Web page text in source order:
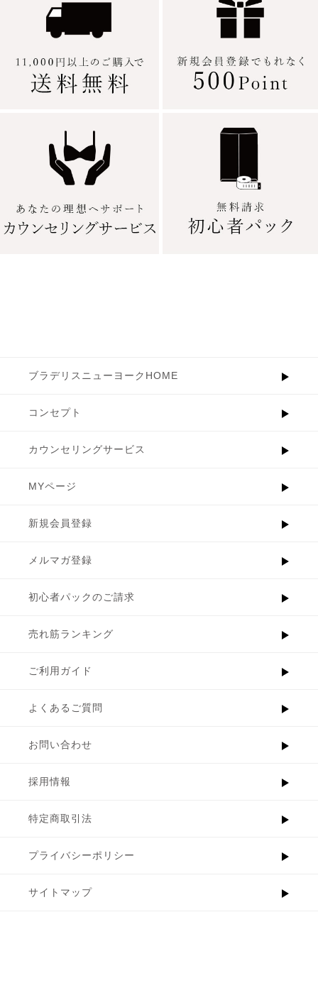
ブラデリスニューヨークHOME
コンセプト
カウンセリングサービス
MYページ
新規会員登録
メルマガ登録
初心者パックのご請求
売れ筋ランキング
ご利用ガイド
よくあるご質問
お問い合わせ
採用情報
特定商取引法
プライバシーポリシー
サイトマップ